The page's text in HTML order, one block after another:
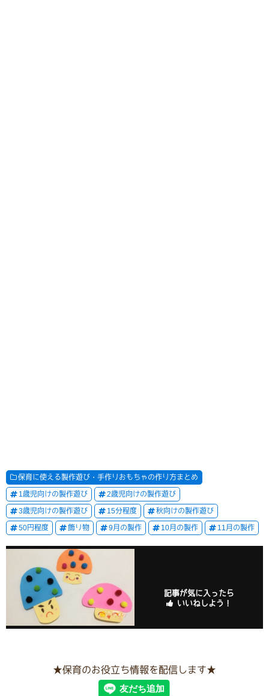
保育に使える製作遊び・手作りおもちゃの作り方まとめ
1歳児向けの製作遊び 2歳児向けの製作遊び
3歳児向けの製作遊び 15分程度 秋向けの製作遊び
50円程度 飾り物 9月の製作 10月の製作 11月の製作
記事が気に入ったら
いいねしよう！
★保育のお役立ち情報を配信します★